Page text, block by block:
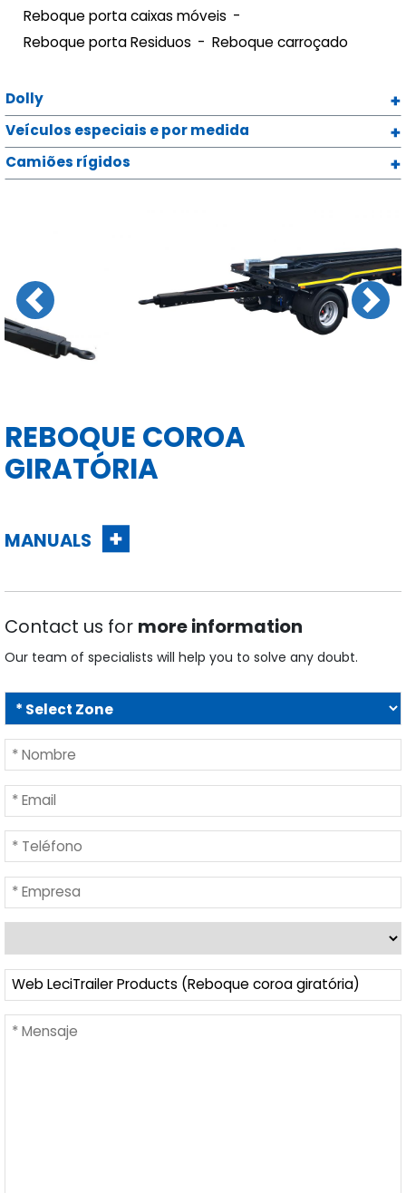
Reboque porta caixas móveis
Reboque porta Residuos
Reboque carroçado
Dolly
Veículos especiais e por medida
Camiões rígidos
Previous Next
REBOQUE COROA
GIRATÓRIA
MANUALS
Contact us for more information
Our team of specialists will help you to solve any doubt.